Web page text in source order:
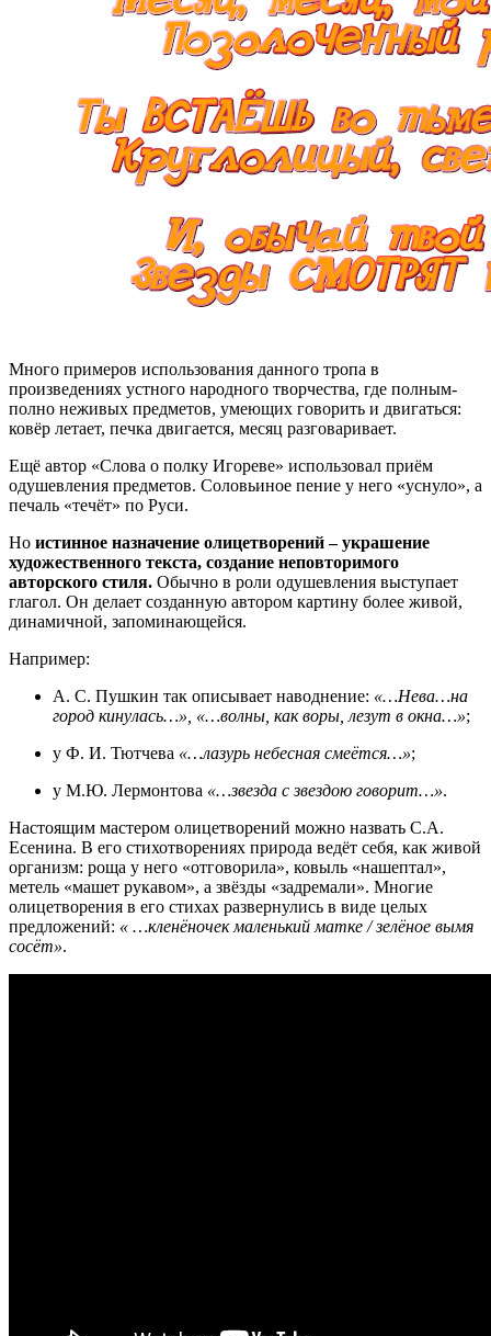
Много примеров использования данного тропа в
произведениях устного народного творчества, где полным-
полно неживых предметов, умеющих говорить и двигаться:
ковёр летает, печка двигается, месяц разговаривает.
Ещё автор «Слова о полку Игореве» использовал приём
одушевления предметов. Соловьиное пение у него «уснуло», а
печаль «течёт» по Руси.
Но истинное назначение олицетворений – украшение
художественного текста, создание неповторимого
авторского стиля. Обычно в роли одушевления выступает
глагол. Он делает созданную автором картину более живой,
динамичной, запоминающейся.
Например:
А. С. Пушкин так описывает наводнение: «…Нева…на
город кинулась…», «…волны, как воры, лезут в окна…»;
у Ф. И. Тютчева «…лазурь небесная смеётся…»;
у М.Ю. Лермонтова «…звезда с звездою говорит…».
Настоящим мастером олицетворений можно назвать С.А.
Есенина. В его стихотворениях природа ведёт себя, как живой
организм: роща у него «отговорила», ковыль «нашептал»,
метель «машет рукавом», а звёзды «задремали». Многие
олицетворения в его стихах развернулись в виде целых
предложений: « …кленёночек маленький матке / зелёное вымя
сосёт».